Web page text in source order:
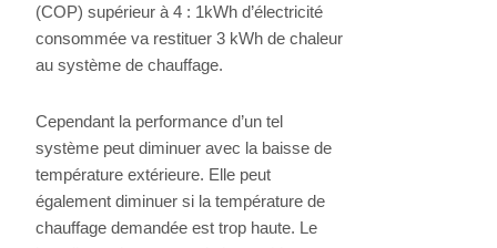
(COP) supérieur à 4 : 1kWh d’électricité
consommée va restituer 3 kWh de chaleur
au système de chauffage.
Cependant la performance d’un tel
système peut diminuer avec la baisse de
température extérieure. Elle peut
également diminuer si la température de
chauffage demandée est trop haute. Le